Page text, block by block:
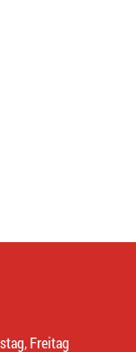
Freitag